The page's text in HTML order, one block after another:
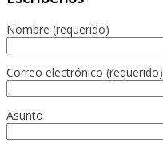
Nombre (requerido)
Correo electrónico (requerido)
Asunto